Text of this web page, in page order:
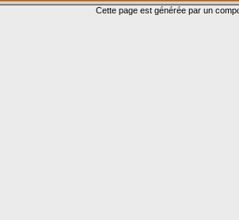
Cette page est générée par un